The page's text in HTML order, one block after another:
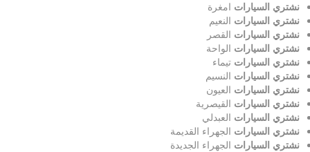
نشتري السيارات امغرة
نشتري السيارات النعيم
نشتري السيارات القصر
نشتري السيارات الواحة
نشتري السيارات تيماء
نشتري السيارات النسيم
نشتري السيارات العيون
نشتري السيارات القيصرية
نشتري السيارات العبدلي
نشتري السيارات الجهراء القديمة
نشتري السيارات الجهراء الجديدة